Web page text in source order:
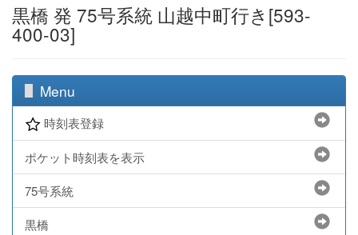
黒橋 発 75号系統 山越中町行き[593-
400-03]
Menu
時刻表登録
ポケット時刻表を表示
75号系統
黒橋